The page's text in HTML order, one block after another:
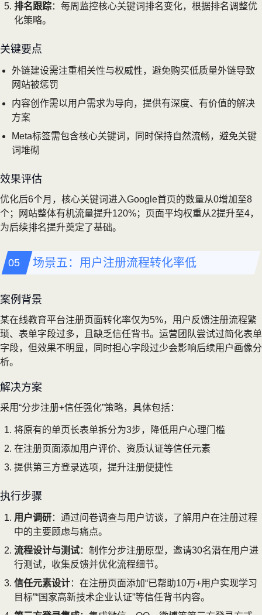
排名跟踪：每周监控核心关键词排名变化，根据排名调整优
化策略。
关键要点
外链建设需注重相关性与权威性，避免购买低质量外链导致
网站被惩罚
内容创作需以用户需求为导向，提供有深度、有价值的解决
方案
Meta标签需包含核心关键词，同时保持自然流畅，避免关键
词堆砌
效果评估
优化后6个月，核心关键词进入Google首页的数量从0增加至8
个；网站整体有机流量提升120%；页面平均权重从2提升至4，
为后续排名提升奠定了基础。
场景五：用户注册流程转化率低
案例背景
某在线教育平台注册页面转化率仅为5%，用户反馈注册流程繁
琐、表单字段过多，且缺乏信任背书。运营团队尝试过简化表单
字段，但效果不明显，同时担心字段过少会影响后续用户画像分
析。
解决方案
采用“分步注册+信任强化”策略，具体包括：
将原有的单页长表单拆分为3步，降低用户心理门槛
在注册页面添加用户评价、资质认证等信任元素
提供第三方登录选项，提升注册便捷性
执行步骤
用户调研：通过问卷调查与用户访谈，了解用户在注册过程
中的主要顾虑与痛点。
流程设计与测试：制作分步注册原型，邀请30名潜在用户进
行测试，收集反馈并优化流程细节。
信任元素设计：在注册页面添加“已帮助10万+用户实现学习
目标”“国家高新技术企业认证”等信任背书内容。